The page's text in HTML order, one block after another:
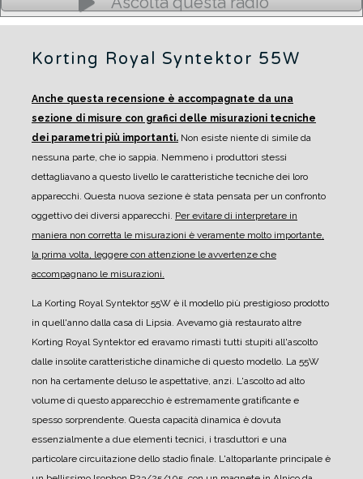
Korting Royal Syntektor 55W
Anche questa recensione è accompagnate da una
sezione di misure con grafici delle misurazioni tecniche
dei parametri più importanti. Non esiste niente di simile da
nessuna parte, che io sappia. Nemmeno i produttori stessi
dettagliavano a questo livello le caratteristiche tecniche dei loro
apparecchi. Questa nuova sezione è stata pensata per un confronto
oggettivo dei diversi apparecchi. Per evitare di interpretare in
maniera non corretta le misurazioni è veramente molto importante,
la prima volta, leggere con attenzione le avvertenze che
accompagnano le misurazioni.
La Korting Royal Syntektor 55W è il modello più prestigioso prodotto
in quell'anno dalla casa di Lipsia. Avevamo già restaurato altre
Korting Royal Syntektor ed eravamo rimasti tutti stupiti all'ascolto
dalle insolite caratteristiche dinamiche di questo modello. La 55W
non ha certamente deluso le aspettative, anzi. L'ascolto ad alto
volume di questo apparecchio è estremamente gratificante e
spesso sorprendente. Questa capacità dinamica è dovuta
essenzialmente a due elementi tecnici, i trasduttori e una
particolare circuitazione dello stadio finale. L'altoparlante principale è